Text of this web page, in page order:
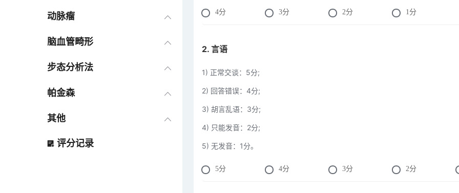
oa颈髓损伤评分
Brunnstrom偏瘫功能评价法
徒手肌力评定法
全面无反应量表FOUR评分
桥脑中脑指数
crs-r评分
动脉瘤
脑血管畸形
步态分析法
帕金森
其他
评分记录
4分 3分 2分 1分
2. 言语
1) 正常交谈：5分;
2) 回答错误：4分;
3) 胡言乱语：3分;
4) 只能发音：2分;
5) 无发音：1分。
5分 4分 3分 2分